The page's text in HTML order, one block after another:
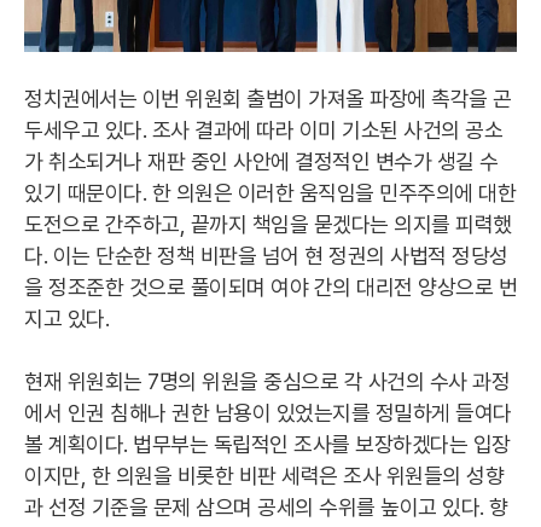
정치권에서는 이번 위원회 출범이 가져올 파장에 촉각을 곤
두세우고 있다. 조사 결과에 따라 이미 기소된 사건의 공소
가 취소되거나 재판 중인 사안에 결정적인 변수가 생길 수
있기 때문이다. 한 의원은 이러한 움직임을 민주주의에 대한
도전으로 간주하고, 끝까지 책임을 묻겠다는 의지를 피력했
다. 이는 단순한 정책 비판을 넘어 현 정권의 사법적 정당성
을 정조준한 것으로 풀이되며 여야 간의 대리전 양상으로 번
지고 있다.
현재 위원회는 7명의 위원을 중심으로 각 사건의 수사 과정
에서 인권 침해나 권한 남용이 있었는지를 정밀하게 들여다
볼 계획이다. 법무부는 독립적인 조사를 보장하겠다는 입장
이지만, 한 의원을 비롯한 비판 세력은 조사 위원들의 성향
과 선정 기준을 문제 삼으며 공세의 수위를 높이고 있다. 향